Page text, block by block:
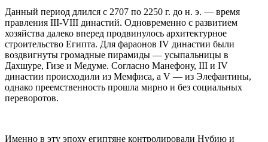
Данный период длился с 2707 по 2250 г. до н. э. — время
правления III-VIII династий. Одновременно с развитием
хозяйства далеко вперед продвинулось архитектурное
строительство Египта. Для фараонов IV династии были
воздвигнуты громадные пирамиды — усыпальницы в
Дахшуре, Гизе и Медуме. Согласно Манефону, III и IV
династии происходили из Мемфиса, а V — из Элефантины,
однако преемственность прошла мирно и без социальных
переворотов.
Именно в эту эпоху египтяне контролировали Нубию и